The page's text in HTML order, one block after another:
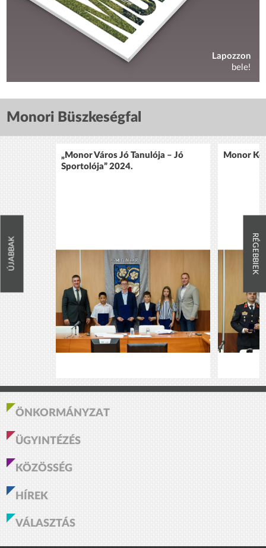
Lapozzon
bele!
Monori Büszkeségfal
ÚJABBAK
„Monor Város Jó Tanulója – Jó
Sportolója” 2024.
Monor
RÉGEBBIEK
ÖNKORMÁNYZAT
ÜGYINTÉZÉS
KÖZÖSSÉG
HÍREK
VÁLASZTÁS